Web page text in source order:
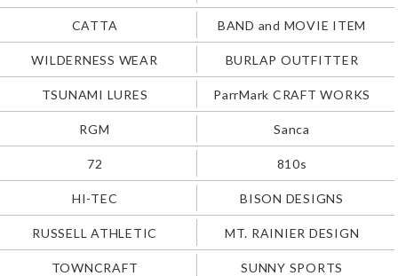
CATTA BAND and MOVIE ITEM
WILDERNESS WEAR BURLAP OUTFITTER
TSUNAMI LURES ParrMark CRAFT WORKS
RGM Sanca
72 810s
HI-TEC BISON DESIGNS
RUSSELL ATHLETIC MT. RAINIER DESIGN
TOWNCRAFT SUNNY SPORTS